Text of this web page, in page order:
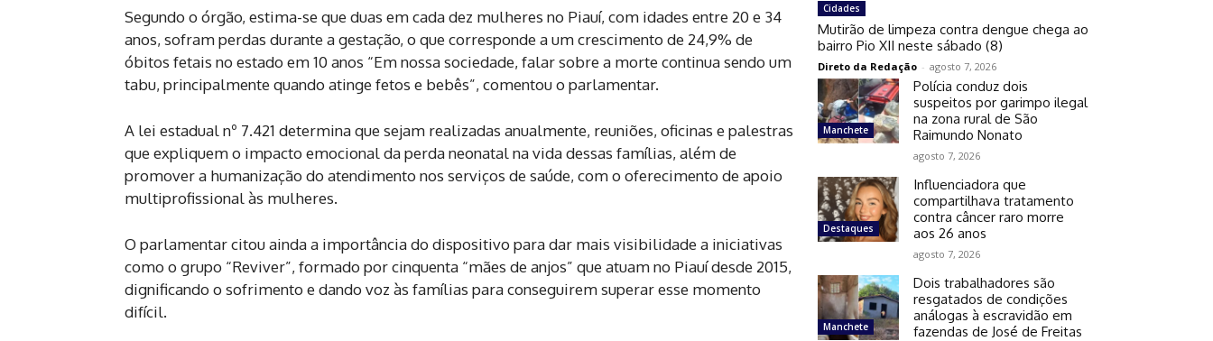
Segundo o órgão, estima-se que duas em cada dez mulheres no Piauí, com idades entre 20 e 34
anos, sofram perdas durante a gestação, o que corresponde a um crescimento de 24,9% de
óbitos fetais no estado em 10 anos “Em nossa sociedade, falar sobre a morte continua sendo um
tabu, principalmente quando atinge fetos e bebês”, comentou o parlamentar.
A lei estadual nº 7.421 determina que sejam realizadas anualmente, reuniões, oficinas e palestras
que expliquem o impacto emocional da perda neonatal na vida dessas famílias, além de
promover a humanização do atendimento nos serviços de saúde, com o oferecimento de apoio
multiprofissional às mulheres.
O parlamentar citou ainda a importância do dispositivo para dar mais visibilidade a iniciativas
como o grupo “Reviver”, formado por cinquenta “mães de anjos” que atuam no Piauí desde 2015,
dignificando o sofrimento e dando voz às famílias para conseguirem superar esse momento
difícil.
Cidades
Mutirão de limpeza contra dengue chega ao
bairro Pio XII neste sábado (8)
Direto da Redação - agosto 7, 2026
Manchete
Polícia conduz dois
suspeitos por garimpo ilegal
na zona rural de São
Raimundo Nonato
agosto 7, 2026
Destaques
Influenciadora que
compartilhava tratamento
contra câncer raro morre
aos 26 anos
agosto 7, 2026
Manchete
Dois trabalhadores são
resgatados de condições
análogas à escravidão em
fazendas de José de Freitas